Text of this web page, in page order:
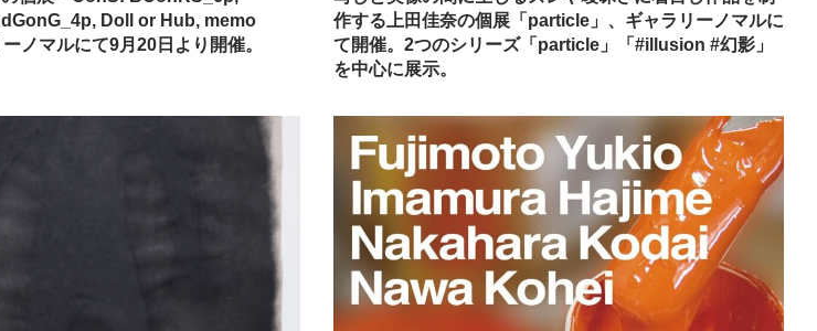
Doll or Hub, memo
ノマルにて9月20日より開催。
作する上田佳奈の個展「particle」、ギャラリーノマルに
て開催。2つのシリーズ「particle」「#illusion #幻影」
を中心に展示。